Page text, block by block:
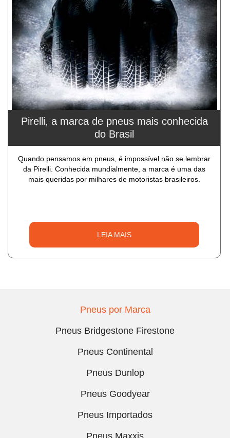
Pirelli, a marca de pneus mais conhecida
do Brasil
Quando pensamos em pneus, é impossível não se lembrar
da Pirelli. Conhecida mundialmente, a marca é uma das
mais queridas por milhares de motoristas brasileiros.
LEIA MAIS
Pneus por Marca
Pneus Bridgestone Firestone
Pneus Continental
Pneus Dunlop
Pneus Goodyear
Pneus Importados
Pneus Maxxis